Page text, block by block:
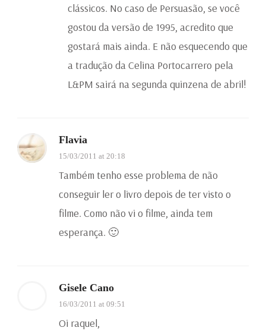
clássicos. No caso de Persuasão, se você
gostou da versão de 1995, acredito que
gostará mais ainda. E não esquecendo que
a tradução da Celina Portocarrero pela
L&PM sairá na segunda quinzena de abril!
Flavia
15/03/2011 at 20:18
Também tenho esse problema de não
conseguir ler o livro depois de ter visto o
filme. Como não vi o filme, ainda tem
esperança. 🙂
Gisele Cano
16/03/2011 at 09:51
Oi raquel,